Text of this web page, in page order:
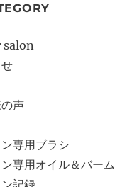
声
専用ブラシ
専用オイル＆バーム
記録